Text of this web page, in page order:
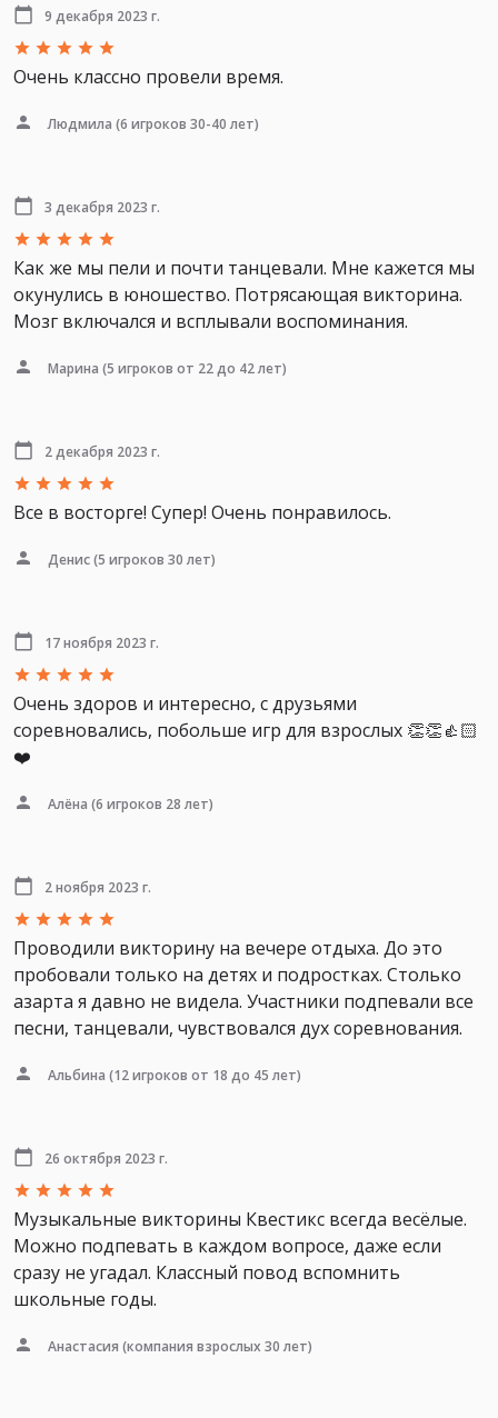
9 декабря 2023 г.
Очень классно провели время.
Людмила (6 игроков 30-40 лет)
3 декабря 2023 г.
Как же мы пели и почти танцевали. Мне кажется мы
окунулись в юношество. Потрясающая викторина.
Мозг включался и всплывали воспоминания.
Марина (5 игроков от 22 до 42 лет)
2 декабря 2023 г.
Все в восторге! Супер! Очень понравилось.
Денис(5 игроков 30 лет)
17 ноября 2023 г.
Очень здоров и интересно, с друзьями
соревновались, побольше игр для взрослых 👏👏👍🏻
❤️
Алёна (6 игроков 28 лет)
2 ноября 2023 г.
Проводили викторину на вечере отдыха. До это
пробовали только на детях и подростках. Столько
азарта я давно не видела. Участники подпевали все
песни, танцевали, чувствовался дух соревнования.
Альбина (12 игроков от 18 до 45 лет)
26 октября 2023 г.
Музыкальные викторины Квестикс всегда весёлые.
Можно подпевать в каждом вопросе, даже если
сразу не угадал. Классный повод вспомнить
школьные годы.
Анастасия (компания взрослых 30 лет)